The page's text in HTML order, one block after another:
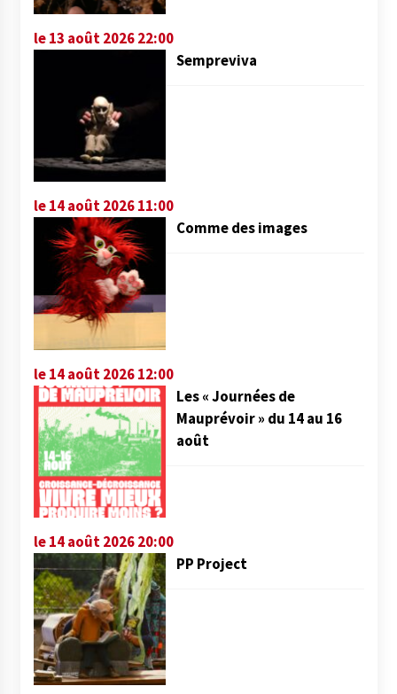
le 13 août 2026 22:00
Sempreviva
le 14 août 2026 11:00
Comme des images
le 14 août 2026 12:00
Les « Journées de
Mauprévoir » du 14 au 16
août
le 14 août 2026 20:00
PP Project